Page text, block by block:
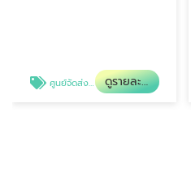
ศูนย์จัดส่งพนักงานดูแลผู้สูงอายุและผู้ป่วย ดูรายละเอียด